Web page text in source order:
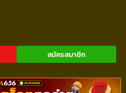
สมัครสมาชิก